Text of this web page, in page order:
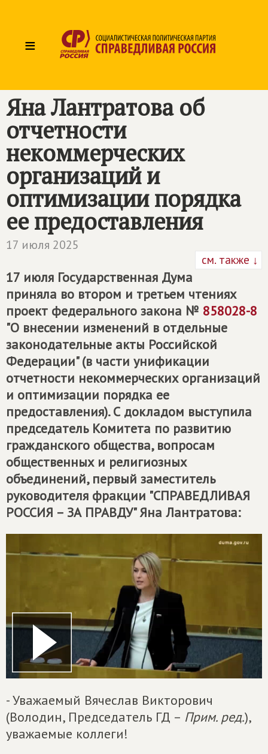
≡
Яна Лантратова об
отчетности
некоммерческих
организаций и
оптимизации порядка
ее предоставления
17 июля 2025
см. также ↓
17 июля Государственная Дума
приняла во втором и третьем чтениях
проект федерального закона № 858028-8
"О внесении изменений в отдельные
законодательные акты Российской
Федерации" (в части унификации
отчетности некоммерческих организаций
и оптимизации порядка ее
предоставления). С докладом выступила
председатель Комитета по развитию
гражданского общества, вопросам
общественных и религиозных
объединений, первый заместитель
руководителя фракции "СПРАВЕДЛИВАЯ
РОССИЯ – ЗА ПРАВДУ" Яна Лантратова:
- Уважаемый Вячеслав Викторович
(Володин, Председатель ГД – Прим. ред.),
уважаемые коллеги!